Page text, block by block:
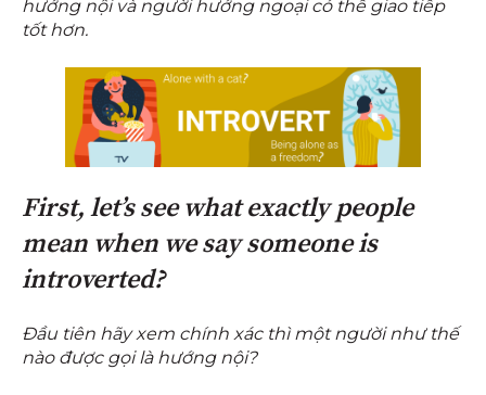
hướng nội và người hướng ngoại có thể giao tiếp
tốt hơn.
First, let’s see what exactly people
mean when we say someone is
introverted?
Đầu tiên hãy xem chính xác thì một người như thế
nào được gọi là hướng nội?